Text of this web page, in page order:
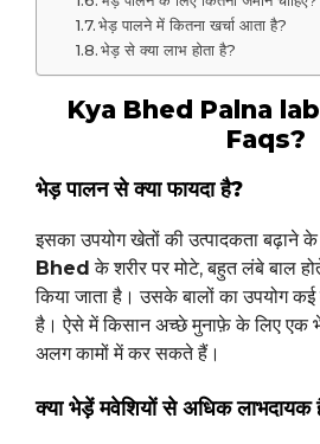
भेड़ पालने में कितना खर्चा आता है?
भेड़ से क्या लाभ होता है?
Kya Bhed Palna
Faqs?
भेड़ पालन से क्या फायदा है?
इसका उपयोग खेतों की उत्पादकता बढ़ाने
Bhed के शरीर पर मोटे, बहुत लंबे बाल
किया जाता है। उसके बालों का उपयोग
है। ऐसे में किसान अच्छे मुनाफ़े के लिए एक
अलग कामों में कर सकते हैं।
क्या भेड़ें मवेशियों से अधिक लाभदायक